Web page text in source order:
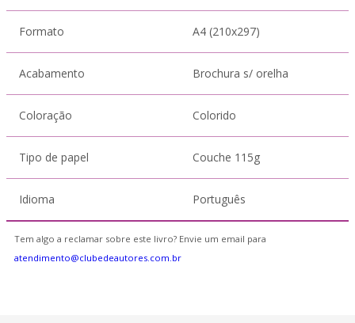
Formato A4 (210x297)
Acabamento Brochura s/ orelha
Coloração Colorido
Tipo de papel Couche 115g
Idioma Português
Tem algo a reclamar sobre este livro? Envie um email para
atendimento@clubedeautores.com.br